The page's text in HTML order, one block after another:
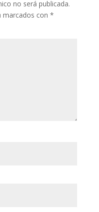
no será publicada.
marcados con *